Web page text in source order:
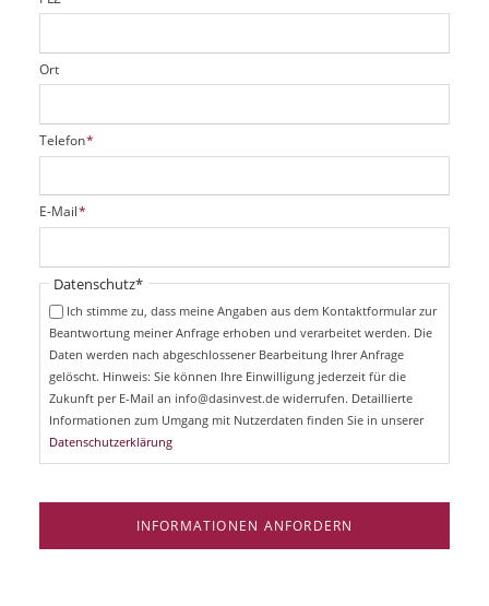
Ort
P
f
i
c
t
f
Telefon*
P
f
i
E-Mail*
Pflichtfeld
Datenschutz*
Ich stimme zu, dass meine Angaben aus dem Kontaktformular zur
Beantwortung meiner Anfrage erhoben und verarbeitet werden. Die
Daten werden nach abgeschlossener Bearbeitung Ihrer Anfrage
gelöscht. Hinweis: Sie können Ihre Einwilligung jederzeit für die
Zukunft per E-Mail an info@dasinvest.de widerrufen. Detaillierte
Informationen zum Umgang mit Nutzerdaten finden Sie in unserer
Datenschutzerklärung
INFORMATIONEN ANFORDERN